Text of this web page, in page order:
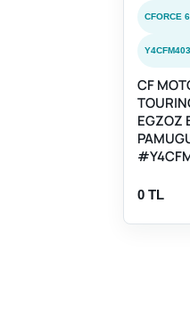
CFORCE
CF
EGZOZ
0 TL